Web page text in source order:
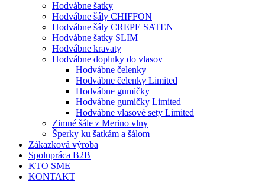
Hodvábne šatky
Hodvábne šály CHIFFON
Hodvábne šály CREPE SATEN
Hodvábne šatky SLIM
Hodvábne kravaty
Hodvábne doplnky do vlasov
Hodvábne čelenky
Hodvábne čelenky Limited
Hodvábne gumičky
Hodvábne gumičky Limited
Hodvábne vlasové sety Limited
Zimné šále z Merino vlny
Šperky ku šatkám a šálom
Zákazková výroba
Spolupráca B2B
KTO SME
KONTAKT